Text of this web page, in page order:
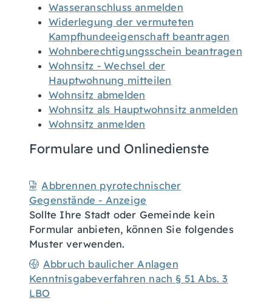
Wasseranschluss anmelden
Widerlegung der vermuteten
Kampfhundeeigenschaft beantragen
Wohnberechtigungsschein beantragen
Wohnsitz - Wechsel der
Hauptwohnung mitteilen
Wohnsitz abmelden
Wohnsitz als Hauptwohnsitz anmelden
Wohnsitz anmelden
Formulare und Onlinedienste
Abbrennen pyrotechnischer
Gegenstände - Anzeige
Sollte Ihre Stadt oder Gemeinde kein
Formular anbieten, können Sie folgendes
Muster verwenden.
Abbruch baulicher Anlagen
Kenntnisgabeverfahren nach § 51 Abs. 3
LBO